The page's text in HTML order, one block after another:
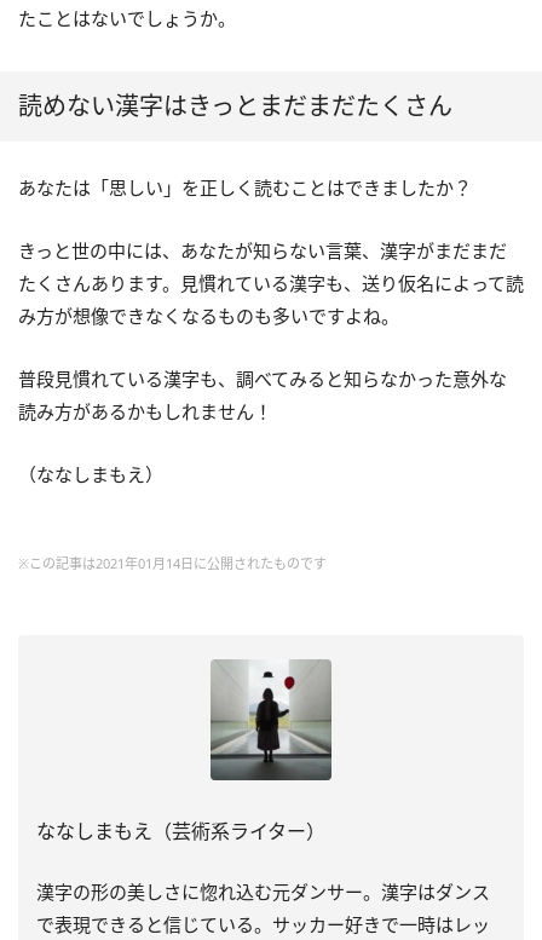
たことはないでしょうか。
読めない漢字はきっとまだまだたくさん
あなたは「思しい」を正しく読むことはできましたか？
きっと世の中には、あなたが知らない言葉、漢字がまだまだ
たくさんあります。見慣れている漢字も、送り仮名によって読
み方が想像できなくなるものも多いですよね。
普段見慣れている漢字も、調べてみると知らなかった意外な
読み方があるかもしれません！
（ななしまもえ）
※この記事は2021年01月14日に公開されたものです
ななしまもえ（芸術系ライター）
漢字の形の美しさに惚れ込む元ダンサー。漢字はダンス
で表現できると信じている。サッカー好きで一時はレッ